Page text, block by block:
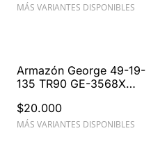
MÁS VARIANTES DISPONIBLES
Armazón George 49-19-
135 TR90 GE-3568X
$20.000
MÁS VARIANTES DISPONIBLES